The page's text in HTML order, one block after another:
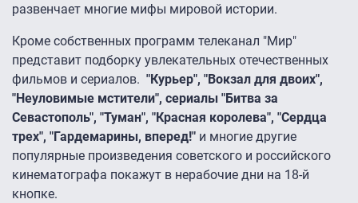
развенчает многие мифы мировой истории.
Кроме собственных программ телеканал "Мир"
представит подборку увлекательных отечественных
фильмов и сериалов. "Курьер", "Вокзал для двоих",
"Неуловимые мстители", сериалы "Битва за
Севастополь", "Туман", "Красная королева", "Сердца
трех", "Гардемарины, вперед!" и многие другие
популярные произведения советского и российского
кинематографа покажут в нерабочие дни на 18-й
кнопке.